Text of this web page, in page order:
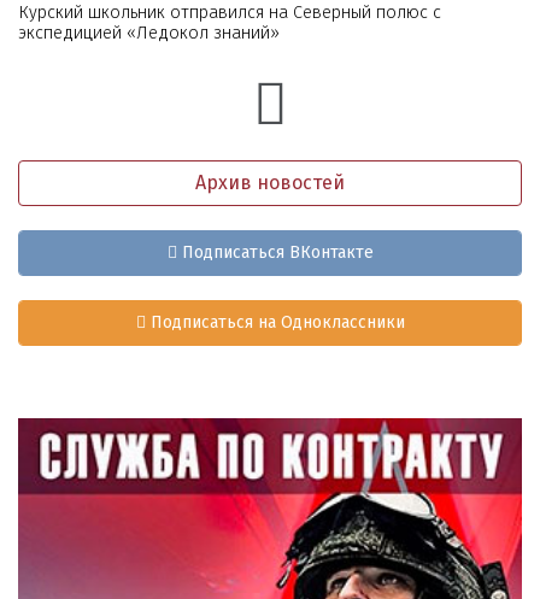
Курский школьник отправился на Северный полюс с
экспедицией «Ледокол знаний»
Архив новостей
Подписаться ВКонтакте
Подписаться на Одноклассники